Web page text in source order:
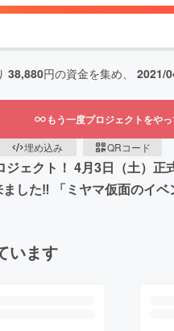
38,880円の資金を集め、 2021/
もう一度プロジェクトをや
埋め込み QRコード
ェクト！ 4月3日（土）
した‼ 「ミヤマ仮面のイ
います